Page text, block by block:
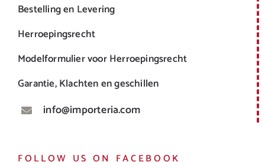
Bestelling en Levering
Herroepingsrecht
Modelformulier voor Herroepingsrecht
Garantie, Klachten en geschillen
info@importeria.com
FOLLOW US ON FACEBOOK